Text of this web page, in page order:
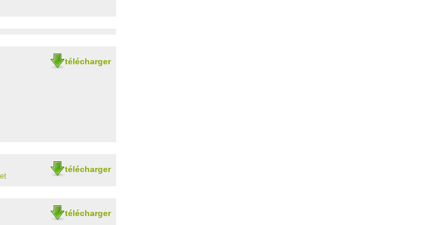
télécharger
télécharger
télécharger